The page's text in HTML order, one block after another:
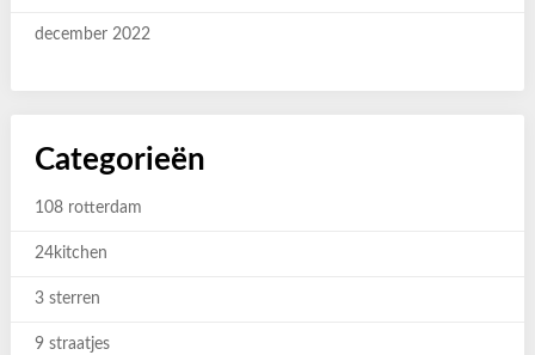
december 2022
Categorieën
108 rotterdam
24kitchen
3 sterren
9 straatjes